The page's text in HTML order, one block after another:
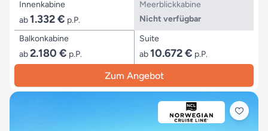
Innenkabine
ab1.332 € p.P.
Meerblickkabine
Nicht verfügbar
Balkonkabine
ab2.180 € p.P.
Suite
ab10.672 € p.P.
Zum Angebot